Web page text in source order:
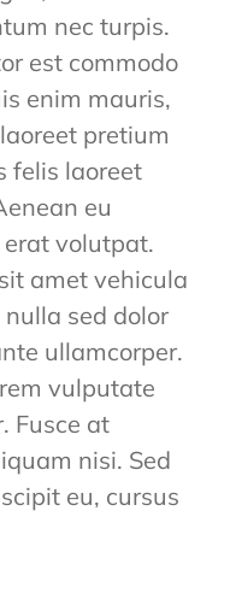
nec turpis.
est commodo
enim mauris,
pretium
felis laoreet
eu
volutpat.
amet vehicula
sed dolor
ullamcorper.
vulputate
Fusce at
nisi. Sed
eu, cursus